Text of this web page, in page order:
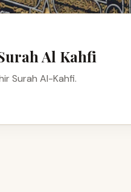
Al Kahfi
Surah Al-Kahfi.